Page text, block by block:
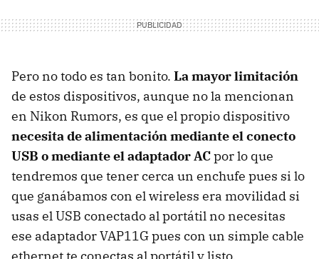
Pero no todo es tan bonito. La mayor limitación
de estos dispositivos, aunque no la mencionan
en Nikon Rumors, es que el propio dispositivo
necesita de alimentación mediante el conecto
USB o mediante el adaptador ACpor lo que
tendremos que tener cerca un enchufe pues si lo
que ganábamos con el wireless era movilidad si
usas elUSB conectado al portátil no necesitas
ese adaptador VAP11G pues con un simple cable